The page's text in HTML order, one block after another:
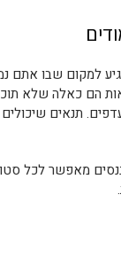
שבו אתם
הם כאלה שלא
תנאים